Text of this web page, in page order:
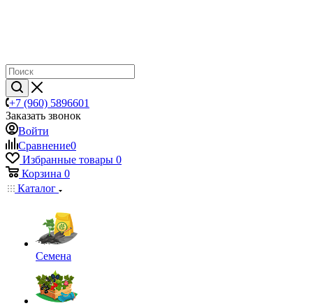
+7 (960) 5896601
Заказать звонок
Войти
Сравнение0
Избранные товары 0
Корзина 0
Каталог
Семена